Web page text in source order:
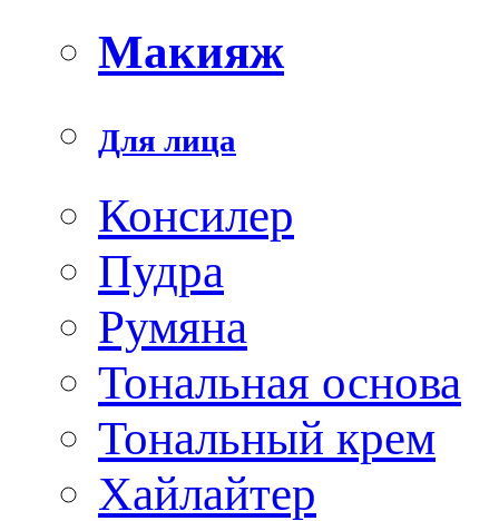
Макияж
Для лица
Консилер
Пудра
Румяна
Тональная основа
Тональный крем
Хайлайтер